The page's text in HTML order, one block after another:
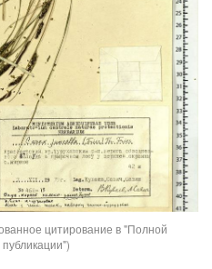
цитирование в "Полной